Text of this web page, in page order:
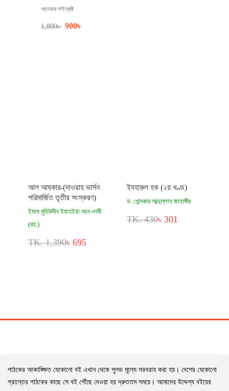
আনোয়ার লাইব্রেরী
1,800৳ 900৳
আল আযকার-(দাওয়াহ ভার্সন
পরিমার্জিত তৃতীয় সংস্করণ)
ইমাম মুহিউদ্দীন ইয়াহইয়া আন-নববী
(রহ.)
TK. 1,390৳ 695
ইযহারুল হক (২য় খণ্ড)
ড. খোন্দকার আব্দুল্লাহ জাহাঙ্গীর
TK. 430৳ 301
পাঠকের আকাঙ্ক্ষিত যেকোনো বই এখান থেকে সুলভ মূল্যে সরবরাহ করা হয়। দেশের যেকোনো
প্রান্তের পাঠকের কাছে সে বই পৌঁছে দেওয়া হয় দ্রুততম সময়ে। আমাদের উদ্দেশ্য বইয়ের